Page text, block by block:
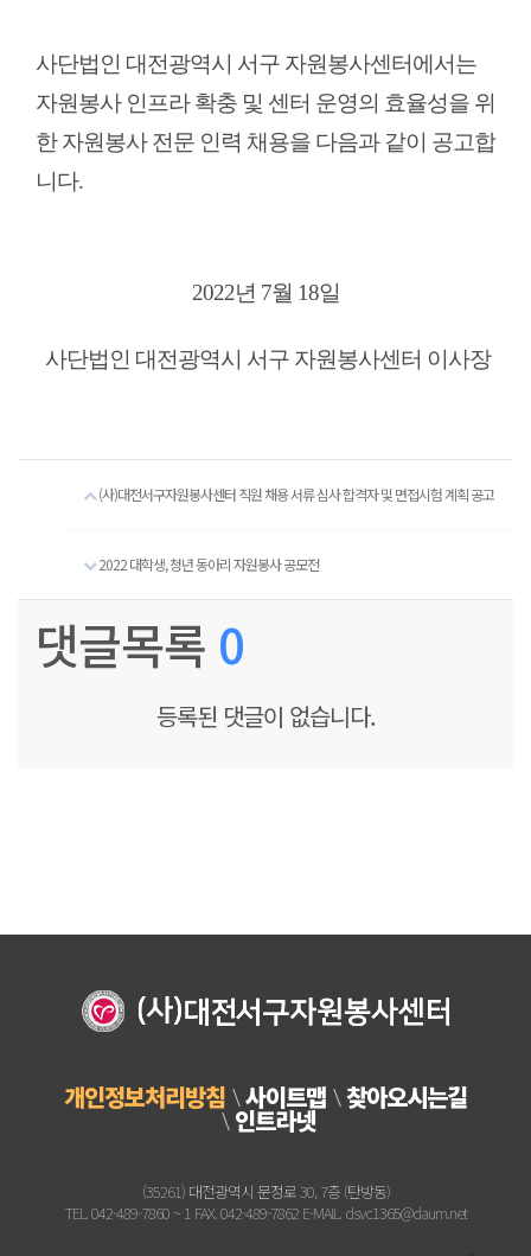
사단법인 대전광역시 서구 자원봉사센터에서는
자원봉사 인프라 확충 및 센터 운영의 효율성을 위
한 자원봉사 전문 인력 채용을 다음과 같이 공고합
니다.
2022년 7월 18일
사단법인 대전광역시 서구 자원봉사센터 이사장
(사)대전서구자원봉사센터 직원 채용 서류 심사 합격자 및 면접시험 계획 공고
2022 대학생, 청년 동아리 자원봉사 공모전
댓글목록 0
등록된 댓글이 없습니다.
개인정보처리방침 사이트맵 찾아오시는길
인트라넷
(35261) 대전광역시 문정로 30, 7층 (탄방동)
TEL. 042-489-7860 ~ 1 FAX. 042-489-7862 E-MAIL. dsvc1365@daum.net